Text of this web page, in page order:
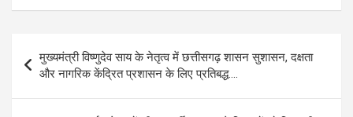
ce
b
o
o
se
n
g
er
at
A
p
e
gr
a
m
ail py
n
k
ar
navigation
मुख्यमंत्री विष्णुदेव साय के नेतृत्व में छत्तीसगढ़ शासन सुशासन, दक्षता
और नागरिक केंद्रित प्रशासन के लिए प्रतिबद्ध….